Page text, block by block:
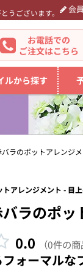
うございます。 会
お電話での
ご注文はこちら
ルから探す
ラのポットアレンジ
アレンジメント - 目
ラのポッ
0.0 （0件の
ォーマルな